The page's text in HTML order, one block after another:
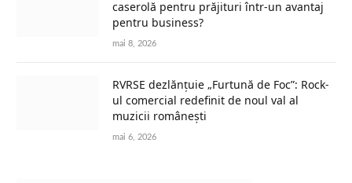
caserolă pentru prăjituri într-un avantaj
pentru business?
mai 8, 2026
RVRSE dezlănțuie „Furtună de Foc”: Rock-
ul comercial redefinit de noul val al
muzicii românești
mai 6, 2026